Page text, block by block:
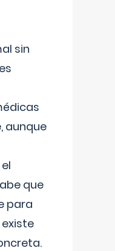
sin
aunque
que
para